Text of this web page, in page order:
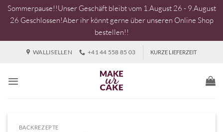
Sommerpause!!Unser Geschäft bleibt vom 1.August 26 - 9.August
26 Geschlossen!Aber ihr könnt gerne über unseren Online Shop
bestellen!!
WALLISELLEN +41 44 558 85 03 KURZE LIEFERZEIT
BACKREZEPTE